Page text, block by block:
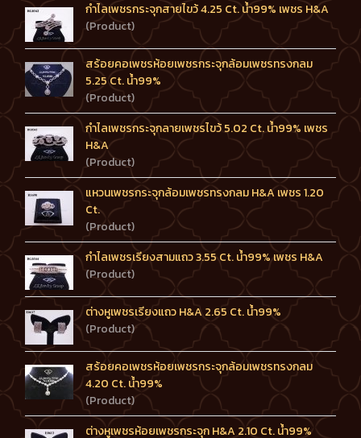
กำไลเพชรกระจุกสายไขว้ 4.25 Ct. น้ำ99% เพชร H&A
(Product)
สร้อยคอเพชรห้อยเพชรกระจุกล้อมเพชรทรงกลม
5.25 Ct. น้ำ99%
(Product)
กำไลเพชรกระจุกลายเพชรไขว้ 5.02 Ct. น้ำ99% เพชร
H&A
(Product)
แหวนเพชรกระจุกล้อมเพชรทรงกลม H&A เพชร 1.20
Ct.
(Product)
กำไลเพชรเรียงสามแถว 3.55 Ct. น้ำ99% เพชร H&A
(Product)
ต่างหูเพชรเรียงแถว H&A 2.65 Ct. น้ำ99%
(Product)
สร้อยคอเพชรห้อยเพชรกระจุกล้อมเพชรทรงกลม
4.20 Ct. น้ำ99%
(Product)
ต่างหูเพชรห้อยเพชรกระจุก H&A 2.10 Ct. น้ำ99%